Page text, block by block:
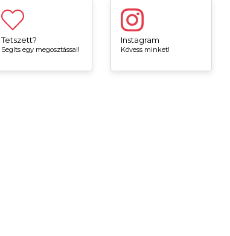
Tetszett?
Segíts egy megosztással!
Instagram
Kövess minket!